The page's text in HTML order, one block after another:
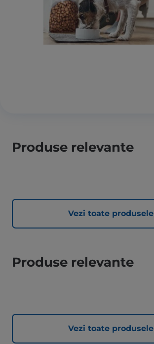
Produse relevante
Vezi toate produsele
Produse relevante
Vezi toate produsele